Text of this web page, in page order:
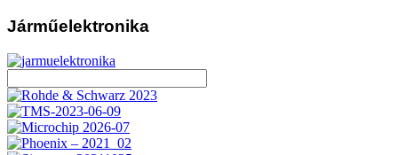
Járműelektronika